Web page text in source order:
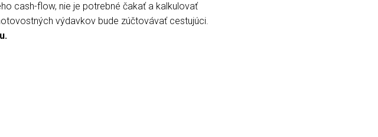
cash-flow, nie je potrebné čakať a kalkulovať
výdavkov bude zúčtovávať cestujúci.